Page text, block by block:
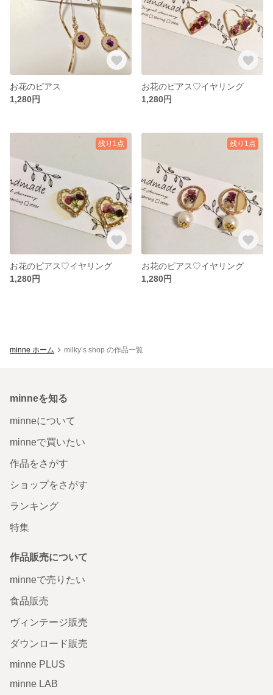
お花のピアス
1,280円
お花のピアス♡イヤリング
1,280円
残り1点
お花のピアス♡イヤリング
1,280円
残り1点
お花のピアス♡イヤリング
1,280円
minne ホーム milky’s shop の作品一覧
minneを知る
minneについて
minneで買いたい
作品をさがす
ショップをさがす
ランキング
特集
作品販売について
minneで売りたい
食品販売
ヴィンテージ販売
ダウンロード販売
minne PLUS
minne LAB